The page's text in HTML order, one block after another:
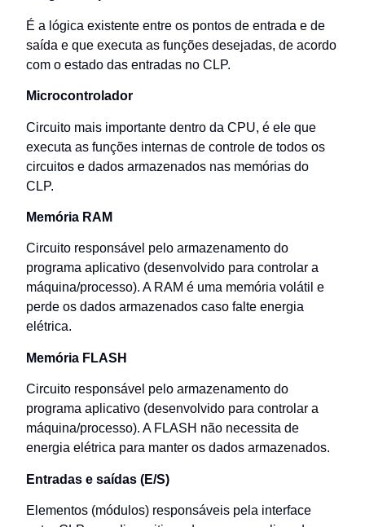
É a lógica existente entre os pontos de entrada e de
saída e que executa as funções desejadas, de acordo
com o estado das entradas no CLP.
Microcontrolador
Circuito mais importante dentro da CPU, é ele que
executa as funções internas de controle de todos os
circuitos e dados armazenados nas memórias do
CLP.
Memória RAM
Circuito responsável pelo armazenamento do
programa aplicativo (desenvolvido para controlar a
máquina/processo). A RAM é uma memória volátil e
perde os dados armazenados caso falte energia
elétrica.
Memória FLASH
Circuito responsável pelo armazenamento do
programa aplicativo (desenvolvido para controlar a
máquina/processo). A FLASH não necessita de
energia elétrica para manter os dados armazenados.
Entradas e saídas (E/S)
Elementos (módulos) responsáveis pela interface